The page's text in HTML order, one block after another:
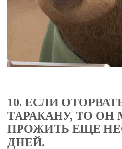
10. ЕСЛИ
ТАРАКАНУ, ТО
ПРОЖИТЬ ЕЩЕ
ДНЕЙ.